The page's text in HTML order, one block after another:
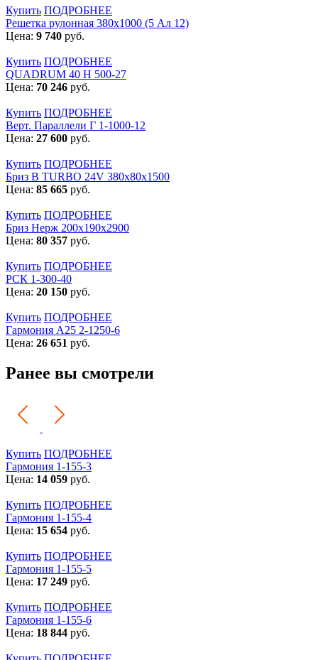
Купить ПОДРОБНЕЕ
Решетка рулонная 380х1000 (5 Ал 12)
Цена: 9 740 руб.
Купить ПОДРОБНЕЕ
QUADRUM 40 H 500-27
Цена: 70 246 руб.
Купить ПОДРОБНЕЕ
Верт. Параллели Г 1-1000-12
Цена: 27 600 руб.
Купить ПОДРОБНЕЕ
Бриз В TURBO 24V 380х80х1500
Цена: 85 665 руб.
Купить ПОДРОБНЕЕ
Бриз Нерж 200х190х2900
Цена: 80 357 руб.
Купить ПОДРОБНЕЕ
РСК 1-300-40
Цена: 20 150 руб.
Купить ПОДРОБНЕЕ
Гармония А25 2-1250-6
Цена: 26 651 руб.
Ранее вы смотрели
Купить ПОДРОБНЕЕ
Гармония 1-155-3
Цена: 14 059 руб.
Купить ПОДРОБНЕЕ
Гармония 1-155-4
Цена: 15 654 руб.
Купить ПОДРОБНЕЕ
Гармония 1-155-5
Цена: 17 249 руб.
Купить ПОДРОБНЕЕ
Гармония 1-155-6
Цена: 18 844 руб.